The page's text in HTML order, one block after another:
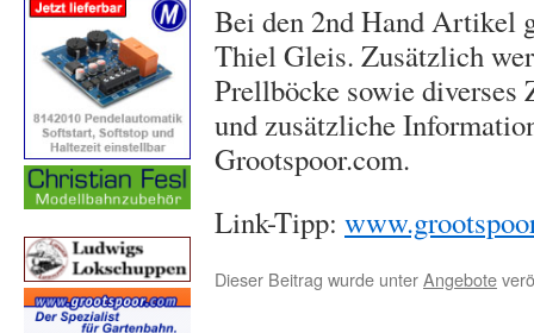
Bei den 2nd Hand Artikel
Thiel Gleis. Zusätzlich
Prellböcke sowie diverses
und zusätzliche
Grootspoor.com.
Link-Tipp:
Dieser Beitrag wurde unterAngebote